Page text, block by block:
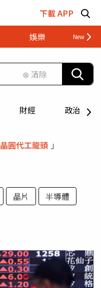
下載 APP
娛樂 財經
⊗ 清除
財經 政治
晶圓代工龍頭 」
晶片 半導體